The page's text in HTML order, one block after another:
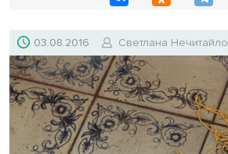
03.08.2016 Светлана Нечитайло